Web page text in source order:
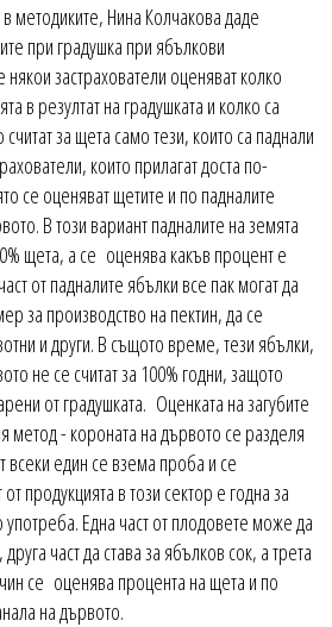
методиките, Нина Колчакова даде
при градушка при ябълкови
застрахователи оценяват колко
в резултат на градушката и колко са
за щета само тези, които са паднали
които прилагат доста по-
се оценяват щетите и по падналите
В този вариант падналите на земята
щета, а се оценява какъв процент е
от падналите ябълки все пак могат да
за производство на пектин, да се
и други. В същото време, тези ябълки,
не се считат за 100% годни, защото
от градушката. Оценката на загубите
метод - короната на дървото се разделя
всеки един се взема проба и се
продукцията в този сектор е годна за
употреба. Една част от плодовете може да
част да става за ябълков сок, а трета
се оценява процента на щета и по
на дървото.